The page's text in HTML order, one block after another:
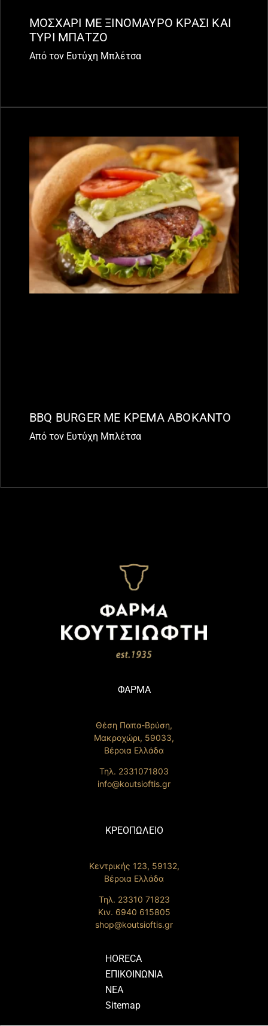
ΜΟΣΧΑΡΙ ΜΕ ΞΙΝΟΜΑΥΡΟ ΚΡΑΣΙ ΚΑΙ
ΤΥΡΙ ΜΠΑΤΖΟ
Από τον Ευτύχη Μπλέτσα
BBQ BURGER ΜΕ ΚΡΕΜΑ ΑΒΟΚΑΝΤΟ
Από τον Ευτύχη Μπλέτσα
ΦΑΡΜΑ
Θέση Παπα-Βρύση,
Μακροχώρι, 59033,
Βέροια Ελλάδα
Τηλ. 2331071803
info@koutsioftis.gr
ΚΡΕΟΠΩΛΕΙΟ
Κεντρικής 123, 59132,
Βέροια Ελλάδα
Τηλ. 23310 71823
Κιν. 6940 615805
shop@koutsioftis.gr
HORECA
ΕΠΙΚΟΙΝΩΝΙΑ
ΝΕΑ
Sitemap